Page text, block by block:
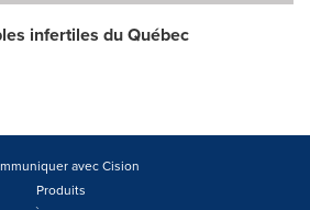
infertiles du Québec
avec Cision
Produits